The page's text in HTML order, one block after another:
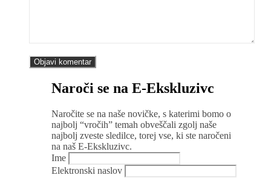
Naroči se na E-Ekskluzivc
Naročite se na naše novičke, s katerimi bomo o
najbolj “vročih” temah obveščali zgolj naše
najbolj zveste sledilce, torej vse, ki ste naročeni
na naš E-Ekskluzivc.
Ime
Elektronski naslov